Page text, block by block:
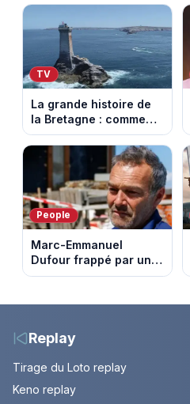
chaque sommet se
mérite
TV
La grande histoire de
la Bretagne : comment
les Bretons ont
défendu leur culture
au fil des décennies
People
Marc-Emmanuel
Dufour frappé par un
terrible incendie : son
Replay
Tirage du Loto replay
Keno replay